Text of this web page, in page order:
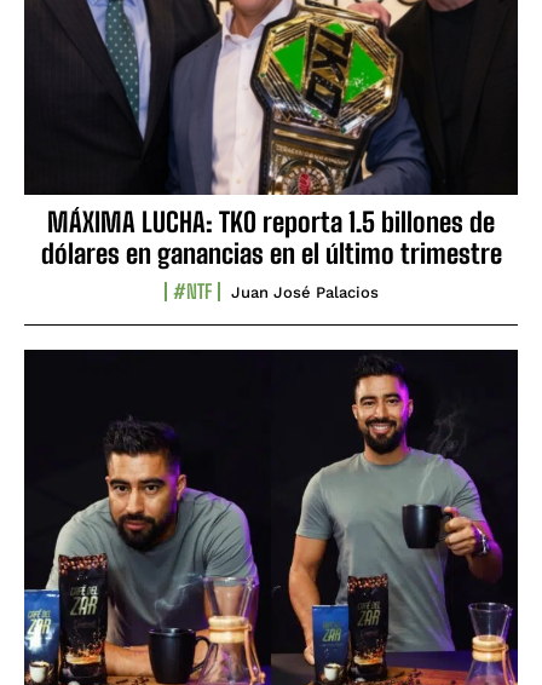
MÁXIMA LUCHA: TKO reporta 1.5 billones de
dólares en ganancias en el último trimestre
#NTF Juan José Palacios